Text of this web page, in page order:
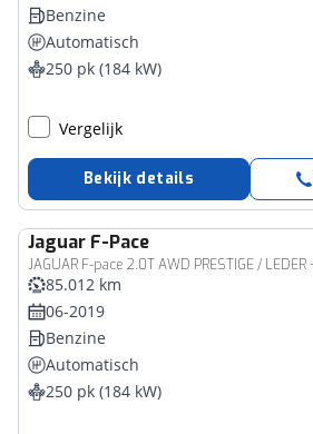
Benzine
Automatisch
250 pk (184 kW)
Vergelijk
Bekijk details
Jaguar F-Pace
85.012 km
06-2019
Benzine
Automatisch
250 pk (184 kW)